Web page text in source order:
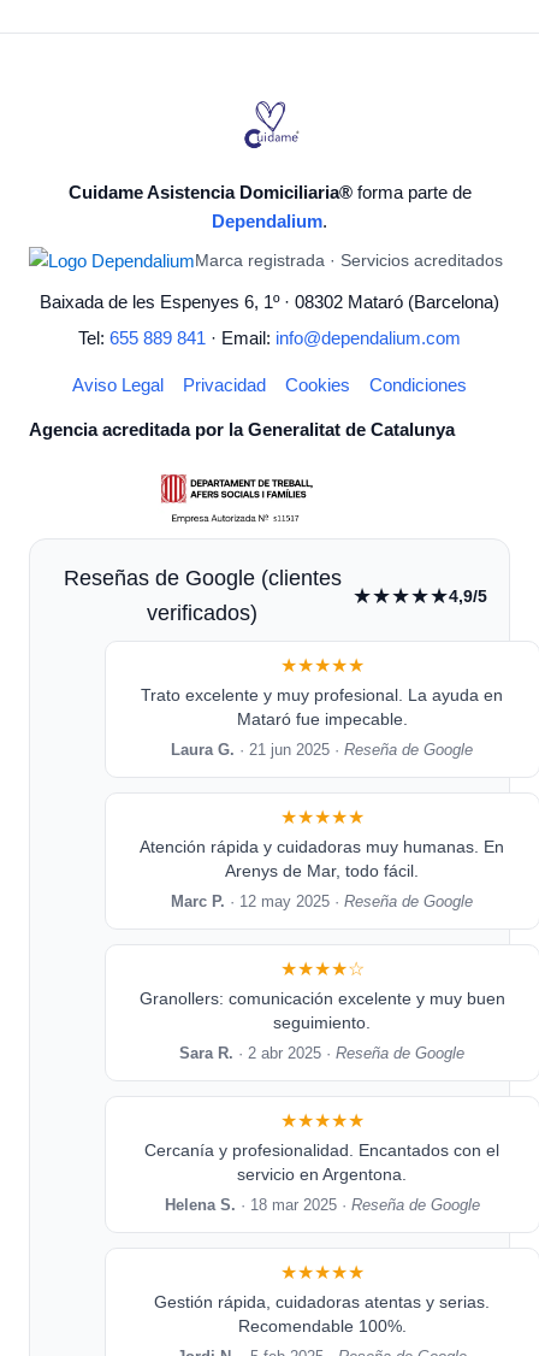
Cuidame Asistencia Domiciliaria®forma parte de
Dependalium.
Marca registrada · Servicios acreditados
Baixada de les Espenyes 6, 1º · 08302 Mataró (Barcelona)
Tel: 655 889 841 · Email: info@dependalium.com
Aviso Legal Privacidad Cookies Condiciones
Agencia acreditada por la Generalitat de Catalunya
Reseñas de Google (clientes
verificados)
★★★★★4,9/5
★★★★★
Trato excelente y muy profesional. La ayuda en
Mataró fue impecable.
Laura G. · 21 jun 2025 ·Reseña de Google
★★★★★
Atención rápida y cuidadoras muy humanas. En
Arenys de Mar, todo fácil.
Marc P. · 12 may 2025 ·Reseña de Google
★★★★☆
Granollers: comunicación excelente y muy buen
seguimiento.
Sara R. · 2 abr 2025 ·Reseña de Google
★★★★★
Cercanía y profesionalidad. Encantados con el
servicio en Argentona.
Helena S. · 18 mar 2025 · Reseña de Google
★★★★★
Gestión rápida, cuidadoras atentas y serias.
Recomendable 100%.